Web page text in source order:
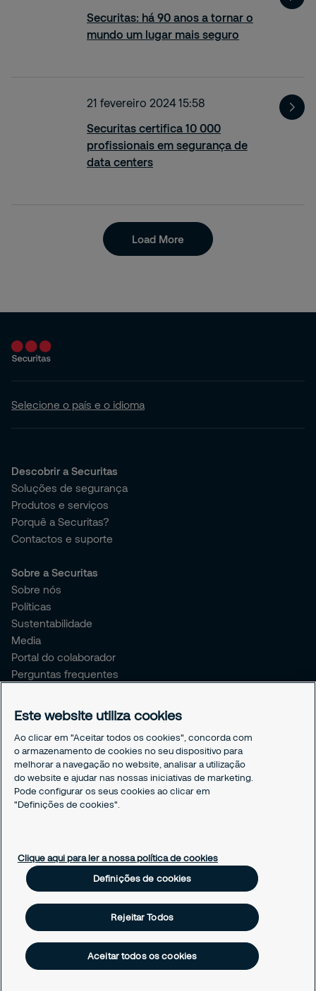
Securitas: há 90 anos a tornar o
mundo um lugar mais seguro
21 fevereiro 2024 15:58
Securitas certifica 10 000
profissionais em segurança de
data centers
Load More
Selecione o país e o idioma
Descobrir a Securitas
Soluções de segurança
Produtos e serviços
Porquê a Securitas?
Contactos e suporte
Sobre a Securitas
Sobre nós
Políticas
Sustentabilidade
Media
Portal do colaborador
Perguntas frequentes
Avisos Legais
Política Global de Proteção de Dados Pessoais
Declaração de Privacidade
Política de Cookies
Responsible Disclosure
Definições de cookies
©Securitas – Serviços e Tecnologia de Segurança, S.A,
2026 | Alvarás MAI 22A, 22B, 22C
Este website utiliza cookies
Ao clicar em "Aceitar todos os cookies", concorda com
o armazenamento de cookies no seu dispositivo para
melhorar a navegação no website, analisar a utilização
do website e ajudar nas nossas iniciativas de marketing.
Pode configurar os seus cookies ao clicar em
"Definições de cookies".
Clique aqui para ler a nossa política de cookies
Definições de cookies
Rejeitar Todos
Aceitar todos os cookies